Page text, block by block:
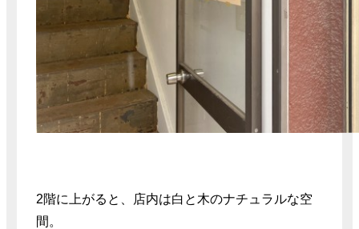
2階に上がると、店内は白と木のナチュラルな空
間。